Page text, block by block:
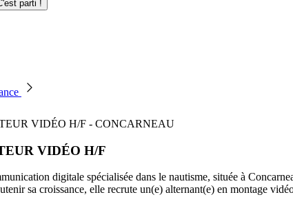
parti !
VIDÉO H/F - CONCARNEAU
VIDÉO H/F
digitale spécialisée dans le nautisme, située à
sa croissance, elle recrute un(e) alternant(e) en montage